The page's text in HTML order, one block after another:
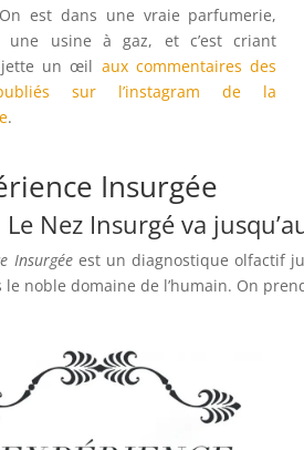
est dans une vraie parfumerie,
une usine à gaz, et c’est criant
jette un œil aux commentaires des
sur l’instagram de la
.
Insurgée
Nez Insurgé va
Insurgéeest un diagnostique olfactif
le noble domaine de l’humain. On